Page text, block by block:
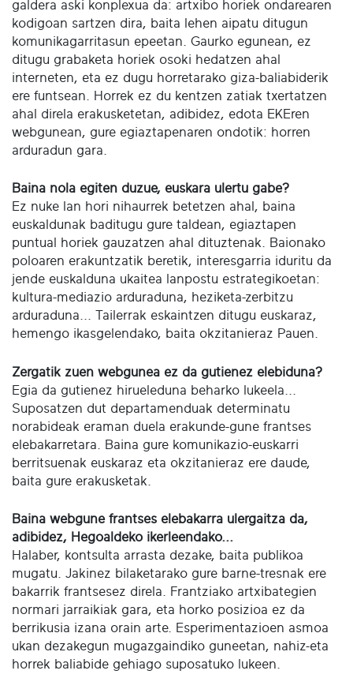
galdera aski konplexua da: artxibo horiek ondarearen
kodigoan sartzen dira, baita lehen aipatu ditugun
komunikagarritasun epeetan. Gaurko egunean, ez
ditugu grabaketa horiek osoki hedatzen ahal
interneten, eta ez dugu horretarako giza-baliabiderik
ere funtsean. Horrek ez du kentzen zatiak txertatzen
ahal direla erakusketetan, adibidez, edota EKEren
webgunean, gure egiaztapenaren ondotik: horren
arduradun gara.
Baina nola egiten duzue, euskara ulertu gabe?
Ez nuke lan hori nihaurrek betetzen ahal, baina
euskaldunak baditugu gure taldean, egiaztapen
puntual horiek gauzatzen ahal dituztenak. Baionako
poloaren erakuntzatik beretik, interesgarria iduritu da
jende euskalduna ukaitea lanpostu estrategikoetan:
kultura-mediazio arduraduna, heziketa-zerbitzu
arduraduna... Tailerrak eskaintzen ditugu euskaraz,
hemengo ikasgelendako, baita okzitanieraz Pauen.
Zergatik zuen webgunea ez da gutienez elebiduna?
Egia da gutienez hirueleduna beharko lukeela...
Suposatzen dut departamenduak determinatu
norabideak eraman duela erakunde-gune frantses
elebakarretara. Baina gure komunikazio-euskarri
berritsuenak euskaraz eta okzitanieraz ere daude,
baita gure erakusketak.
Baina webgune frantses elebakarra ulergaitza da,
adibidez, Hegoaldeko ikerleendako...
Halaber, kontsulta arrasta dezake, baita publikoa
mugatu. Jakinez bilaketarako gure barne-tresnak ere
bakarrik frantsesez direla. Frantziako artxibategien
normari jarraikiak gara, eta horko posizioa ez da
berrikusia izana orain arte. Esperimentazioen asmoa
ukan dezakegun mugazgaindiko guneetan, nahiz-eta
horrek baliabide gehiago suposatuko lukeen.